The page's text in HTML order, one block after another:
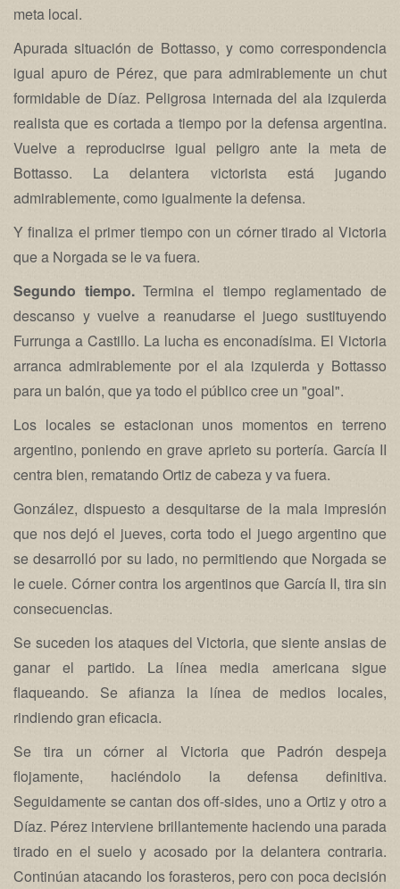
meta local.
Apurada situación de Bottasso, y como correspondencia
igual apuro de Pérez, que para admirablemente un chut
formidable de Díaz. Peligrosa internada del ala izquierda
realista que es cortada a tiempo por la defensa argentina.
Vuelve a reproducirse igual peligro ante la meta de
Bottasso. La delantera victorista está jugando
admirablemente, como igualmente la defensa.
Y finaliza el primer tiempo con un córner tirado al Victoria
que a Norgada se le va fuera.
Segundo tiempo.Termina el tiempo reglamentado de
descanso y vuelve a reanudarse el juego sustituyendo
Furrunga a Castillo. La lucha es enconadísima. El Victoria
arranca admirablemente por el ala izquierda y Bottasso
para un balón, que ya todo el público cree un "goal".
Los locales se estacionan unos momentos en terreno
argentino, poniendo en grave aprieto su portería. García II
centra bien, rematando Ortiz de cabeza y va fuera.
González, dispuesto a desquitarse de la mala impresión
que nos dejó el jueves, corta todo el juego argentino que
se desarrolló por su lado, no permitiendo que Norgada se
le cuele. Córner contra los argentinos que García II, tira sin
consecuencias.
Se suceden los ataques del Victoria, que siente ansias de
ganar el partido. La línea media americana sigue
flaqueando. Se afianza la línea de medios locales,
rindiendo gran eficacia.
Se tira un córner al Victoria que Padrón despeja
flojamente, haciéndolo la defensa definitiva.
Seguidamente se cantan dos off-sides, uno a Ortiz y otro a
Díaz. Pérez interviene brillantemente haciendo una parada
tirado en el suelo y acosado por la delantera contraria.
Continúan atacando los forasteros, pero con poca decisión